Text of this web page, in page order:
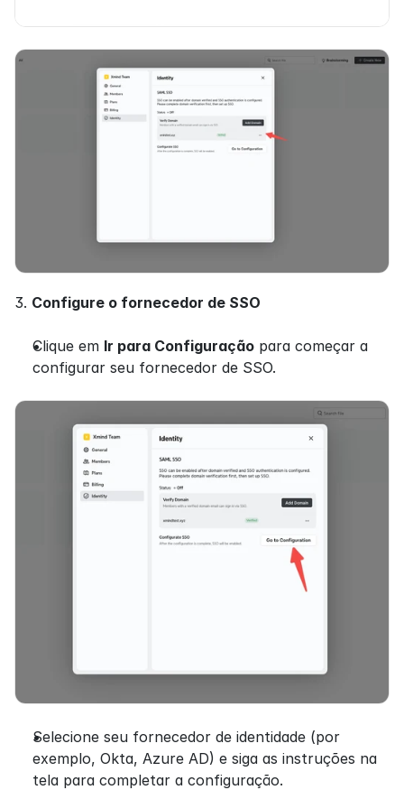
3. Configure o fornecedor de SSO
Clique em Ir para Configuração para começar a
configurar seu fornecedor de SSO.
Selecione seu fornecedor de identidade (por
exemplo, Okta, Azure AD) e siga as instruções na
tela para completar a configuração.